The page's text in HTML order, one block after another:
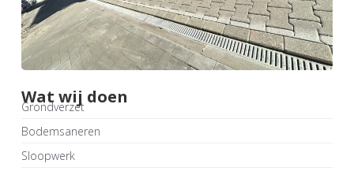
Wat wij doen
Grondverzet
Bodemsaneren
Sloopwerk